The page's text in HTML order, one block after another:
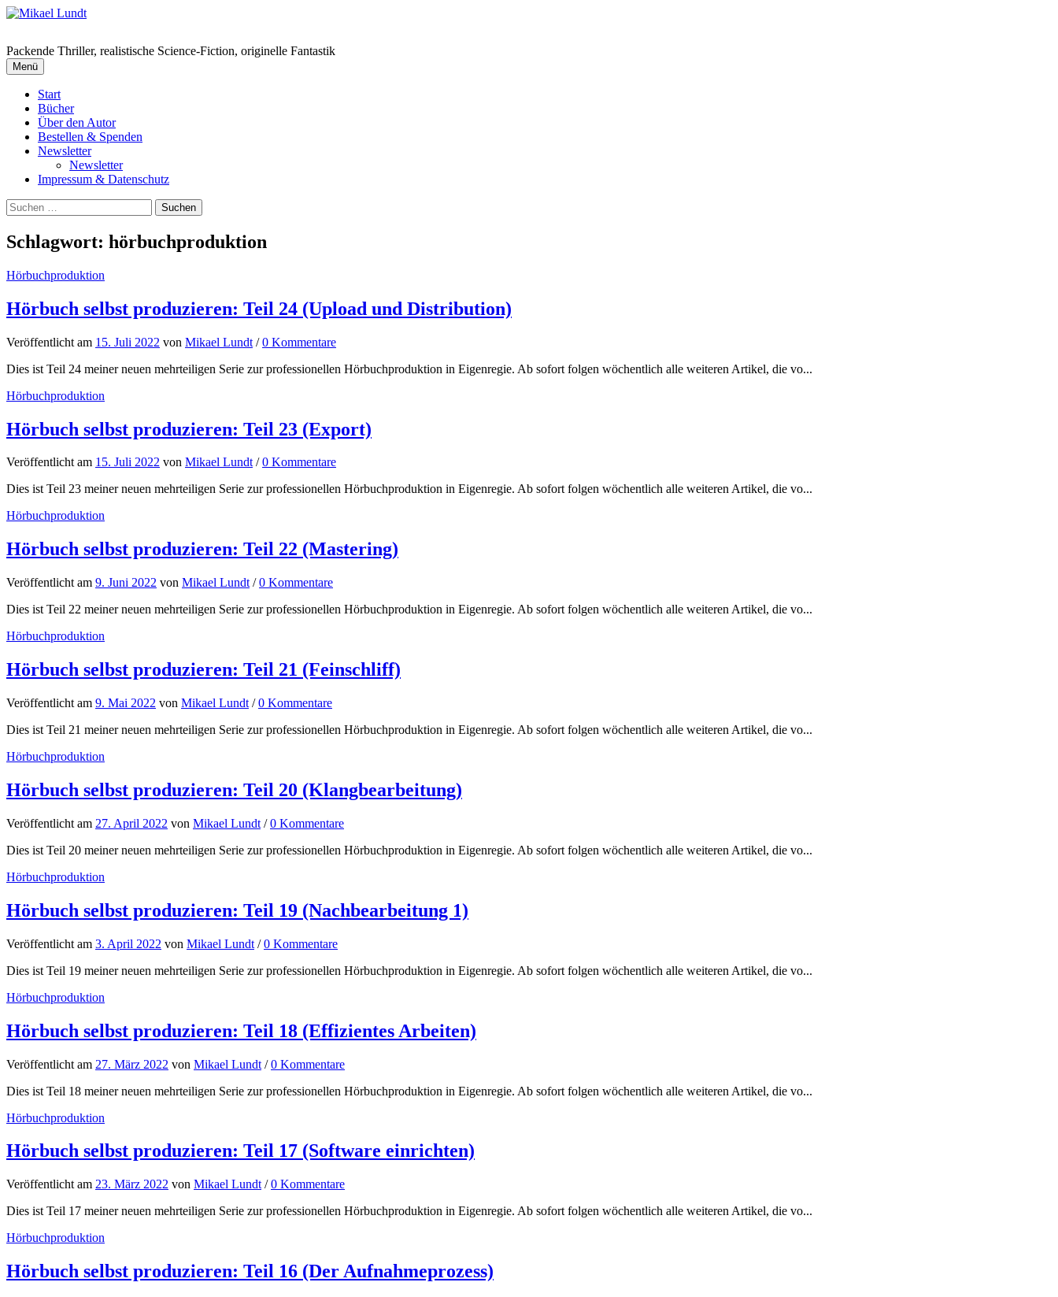
Springe
Packende Thriller, realistische Science-Fiction, originelle Fantastik
Menü
Start
Bücher
Über den Autor
Bestellen & Spenden
Newsletter
Newsletter
Impressum & Datenschutz
Suchen
nach:
Schlagwort: hörbuchproduktion
Hörbuchproduktion
Hörbuch selbst produzieren: Teil 24 (Upload und Distribution)
Veröffentlicht am 15. Juli 2022 von Mikael Lundt /0 Kommentare
Dies ist Teil 24 meiner neuen mehrteiligen Serie zur professionellen Hörbuchproduktion in Eigenregie. Ab sofort folgen wöchentlich alle weiteren Artikel, die vo...
Hörbuchproduktion
Hörbuch selbst produzieren: Teil 23 (Export)
Veröffentlichtam 15. Juli 2022 von Mikael Lundt /0 Kommentare
Dies ist Teil 23 meiner neuen mehrteiligen Serie zur professionellen Hörbuchproduktion in Eigenregie. Ab sofort folgen wöchentlich alle weiteren Artikel, die vo...
Hörbuchproduktion
Hörbuch selbst produzieren: Teil 22 (Mastering)
Veröffentlicht am 9. Juni 2022 von Mikael Lundt /0 Kommentare
Dies ist Teil 22 meiner neuen mehrteiligen Serie zur professionellen Hörbuchproduktion in Eigenregie. Ab sofort folgen wöchentlich alle weiteren Artikel, die vo...
Hörbuchproduktion
Hörbuch selbst produzieren: Teil 21 (Feinschliff)
Veröffentlicht am 9. Mai 2022 von Mikael Lundt /0 Kommentare
Dies ist Teil 21 meiner neuen mehrteiligen Serie zur professionellen Hörbuchproduktion in Eigenregie. Ab sofort folgen wöchentlich alle weiteren Artikel, die vo...
Hörbuchproduktion
Hörbuch selbst produzieren: Teil 20 (Klangbearbeitung)
Veröffentlicht am 27. April 2022 von Mikael Lundt /0 Kommentare
Dies ist Teil 20 meiner neuen mehrteiligen Serie zur professionellen Hörbuchproduktion in Eigenregie. Ab sofort folgen wöchentlich alle weiteren Artikel, die vo...
Hörbuchproduktion
Hörbuch selbst produzieren: Teil 19 (Nachbearbeitung 1)
Veröffentlicht am 3. April 2022 von Mikael Lundt /0 Kommentare
Dies ist Teil 19 meiner neuen mehrteiligen Serie zur professionellen Hörbuchproduktion in Eigenregie. Ab sofort folgen wöchentlich alle weiteren Artikel, die vo...
Hörbuchproduktion
Hörbuch selbst produzieren: Teil 18 (Effizientes Arbeiten)
Veröffentlicht am 27. März 2022 von Mikael Lundt /0 Kommentare
Dies ist Teil 18 meiner neuen mehrteiligen Serie zur professionellen Hörbuchproduktion in Eigenregie. Ab sofort folgen wöchentlich alle weiteren Artikel, die vo...
Hörbuchproduktion
Hörbuch selbst produzieren: Teil 17 (Software einrichten)
Veröffentlicht am 23. März 2022 von Mikael Lundt /0 Kommentare
Dies ist Teil 17 meiner neuen mehrteiligen Serie zur professionellen Hörbuchproduktion in Eigenregie. Ab sofort folgen wöchentlich alle weiteren Artikel, die vo...
Hörbuchproduktion
Hörbuch selbst produzieren: Teil 16 (Der Aufnahmeprozess)